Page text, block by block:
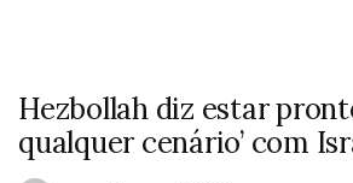
Hezbollah diz estar
qualquer cenário’ com